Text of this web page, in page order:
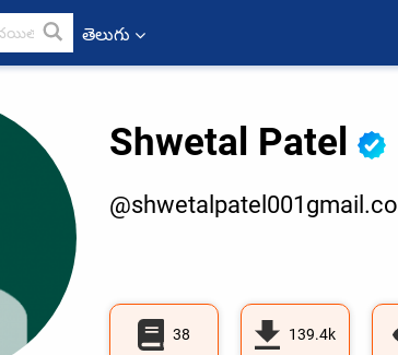
తెలుగు
Shwetal Patel
38 139.4k